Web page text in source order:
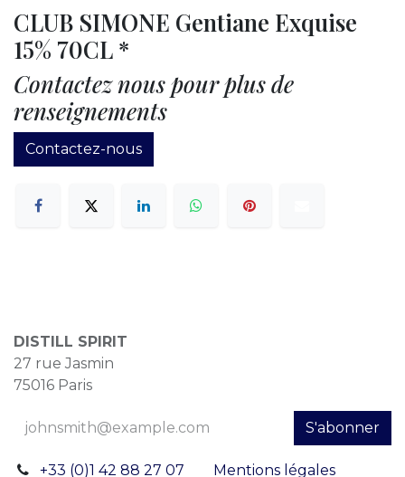
CLUB SIMONE Gentiane Exquise
15% 70CL *
Contactez nous pour plus de
renseignements
Contactez-nous
DISTILL SPIRIT
27 rue Jasmin
75016 Paris
S'abonner
+33 (0)1 42 88 27 07 Mentions légales